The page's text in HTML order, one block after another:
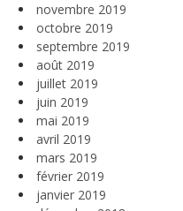
novembre 2019
octobre 2019
septembre 2019
août 2019
juillet 2019
juin 2019
mai 2019
avril 2019
mars 2019
février 2019
janvier 2019